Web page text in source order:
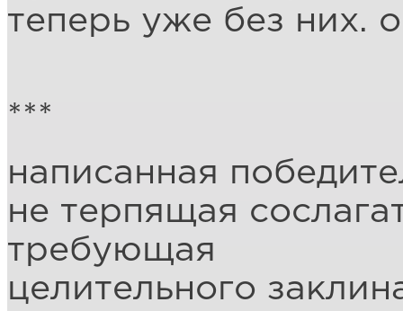
теперь уже без них.
***
написанная
не терпящая
требующая
целительного